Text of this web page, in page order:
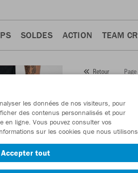
SOLDES ACTION TEAM
Retour
Numéro d’article:
En tant que
les données de nos visiteurs, pour
des contenus personnalisés et pour
en ligne. Vous pouvez consulter vos
sur les cookies que nous
Accepter tout